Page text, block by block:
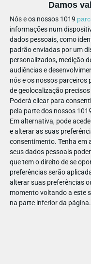
Damos
Nós e os nossos 1019
informações num
dados pessoais, como
padrão enviadas por um
personalizados, medição
audiências e
nós e os nossos parceiros
de geolocalização
Poderá clicar para
pela parte dos nossos
Em alternativa, pode
e alterar as suas
consentimento. Tenha em
seus dados pessoais
que tem o direito de se
preferências serão
alterar suas preferências
momento voltando a este
na parte inferior da página.